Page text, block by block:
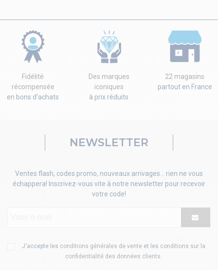
Fidélité
récompensée
en bons d'achats
Des marques
iconiques
à prix réduits
22 magasins
partout en France
NEWSLETTER
Ventes flash, codes promo, nouveaux arrivages... rien ne vous
échappera! Inscrivez-vous vite à notre newsletter pour recevoir
votre code!
J'accepte les conditions générales de vente et les conditions sur la
confidentialité des données clients